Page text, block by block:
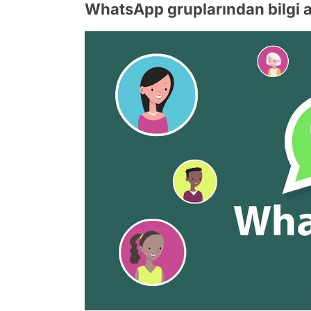
WhatsApp gruplarından bilgi